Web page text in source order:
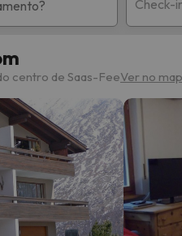
Check-
de montanha
resultado que
centro de Saas-FeeVer no